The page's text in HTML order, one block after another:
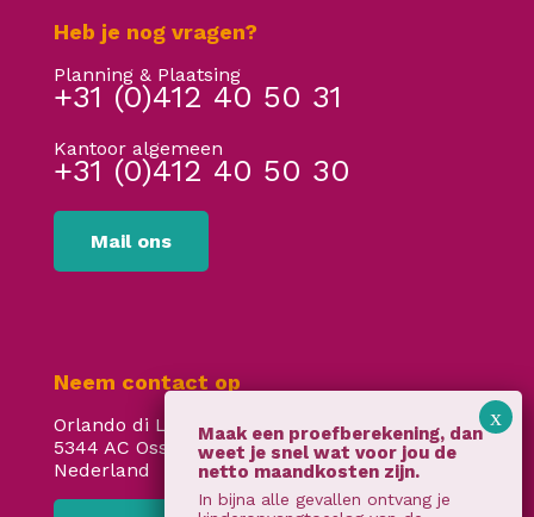
Heb je nog vragen?
Planning & Plaatsing
+31 (0)412 40 50 31
Kantoor algemeen
+31 (0)412 40 50 30
Mail ons
Neem contact op
Orlando di Lassostraat 24
5344 AC Oss
Nederland
In bijna alle gevallen ontvang je